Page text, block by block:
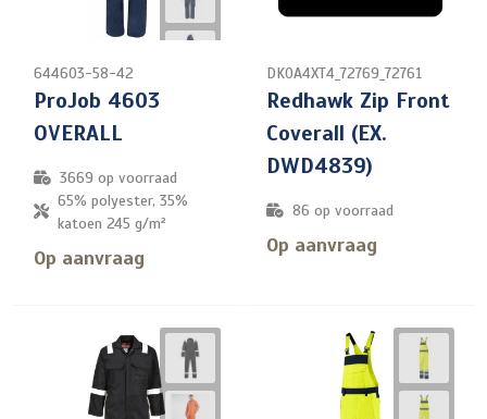
644603-58-42
ProJob 4603
OVERALL
3669 op voorraad
65% polyester, 35%
katoen 245 g/m²
Op aanvraag
DK0A4XT4_72769_72761
Redhawk Zip Front
Coverall (EX.
DWD4839)
86 op voorraad
Op aanvraag